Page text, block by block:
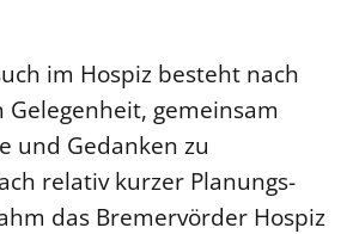
im Hospiz besteht nach
Gelegenheit, gemeinsam
und Gedanken zu
relativ kurzer Planungs-
das Bremervörder Hospiz
ARCHIV